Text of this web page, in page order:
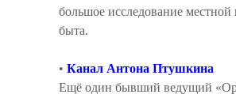
большое исследование местной
быта.
• Канал Антона Птушкина
Ещё один бывший ведущий